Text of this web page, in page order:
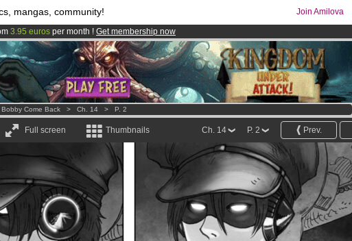
mangas, community! Join Amilova
3.95 euros per month ! Get membership now
and 1208comics & mangas!.
LIVE!.
Bobby Come Back > Ch. 14 > P. 2
Full screen Thumbnails Prev.
P. 2
Ch. 14